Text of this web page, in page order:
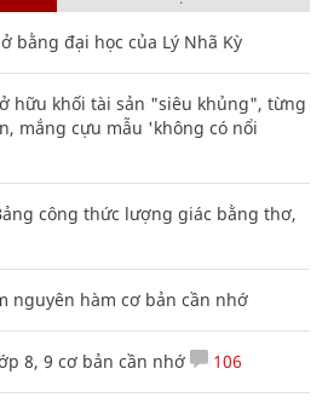
bằng đại học của Lý Nhã Kỳ
hữu khối tài sản "siêu khủng", từng
mắng cựu mẫu 'không có nổi
công thức lượng giác bằng thơ,
nguyên hàm cơ bản cần nhớ
8, 9 cơ bản cần nhớ 106